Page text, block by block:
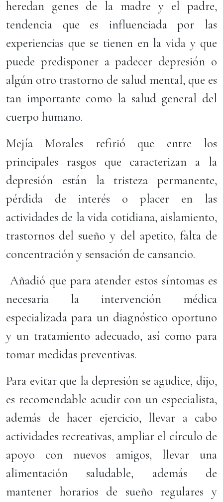
heredan genes de la madre y el padre,
tendencia que es influenciada por las
experiencias que se tienen en la vida y que
puede predisponer a padecer depresión o
algún otro trastorno de salud mental, que es
tan importante como la salud general del
cuerpo humano.
Mejía Morales refirió que entre los
principales rasgos que caracterizan a la
depresión están la tristeza permanente,
pérdida de interés o placer en las
actividades de la vida cotidiana, aislamiento,
trastornos del sueño y del apetito, falta de
concentración y sensación de cansancio.
Añadió que para atender estos síntomas es
necesaria la intervención médica
especializada para un diagnóstico oportuno
y un tratamiento adecuado, así como para
tomar medidas preventivas.
Para evitar que la depresión se agudice, dijo,
es recomendable acudir con un especialista,
además de hacer ejercicio, llevar a cabo
actividades recreativas, ampliar el círculo de
apoyo con nuevos amigos, llevar una
alimentación saludable, además de
mantener horarios de sueño regulares y